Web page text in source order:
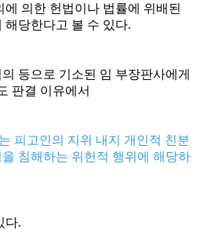
의한 헌법이나 법률에 위배된
해당한다고 볼 수 있다.
등으로 기소된 임 부장판사에게
판결 이유에서
피고인의 지위 내지 개인적 친분
침해하는 위헌적 행위에 해당하
다.